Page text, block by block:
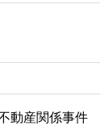
動産関係事件